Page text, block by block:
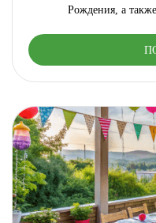
Рождения, а